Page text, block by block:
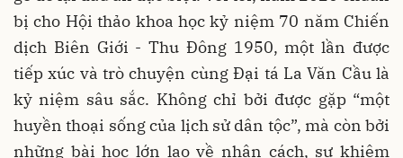
bị cho Hội thảo khoa học kỷ niệm 70 năm Chiến
dịch Biên Giới - Thu Đông 1950, một lần được
tiếp xúc và trò chuyện cùng Đại tá La Văn Cầu là
kỷ niệm sâu sắc. Không chỉ bởi được gặp “một
huyền thoại sống của lịch sử dân tộc”, mà còn bởi
những bài học lớn lao về nhân cách, sự khiêm